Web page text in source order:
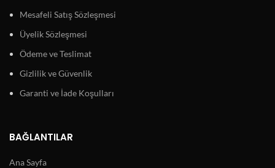
Mesafeli Satış Sözleşmesi
Üyelik Sözleşmesi
Ödeme ve Teslimat
Gizlilik ve Güvenlik
Garanti ve İade Koşulları
BAĞLANTILAR
Ana Sayfa